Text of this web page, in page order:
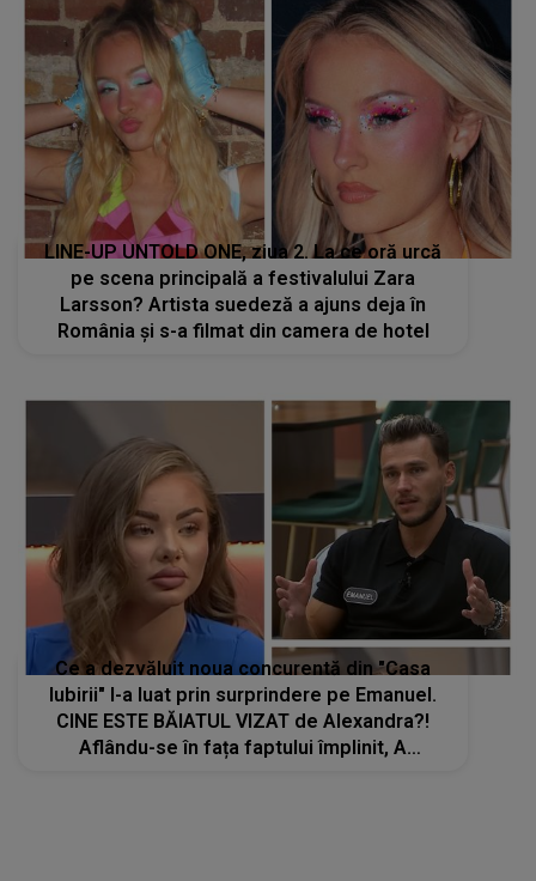
LINE-UP UNTOLD ONE, ziua 2. La ce oră urcă
pe scena principală a festivalului Zara
Larsson? Artista suedeză a ajuns deja în
România și s-a filmat din camera de hotel
Ce a dezvăluit noua concurentă din "Casa
Iubirii" l-a luat prin surprindere pe Emanuel.
CINE ESTE BĂIATUL VIZAT de Alexandra?!
Aflându-se în fața faptului împlinit, A